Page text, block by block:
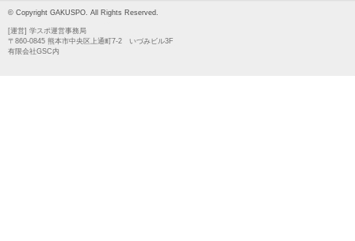
© Copyright GAKUSPO. All Rights Reserved.
[運営] 学スポ運営事務局
〒860-0845 熊本市中央区上通町7-2 いづみビル3F
有限会社GSC内